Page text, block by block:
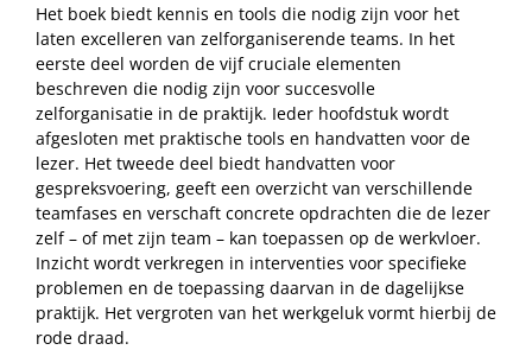
Het boek biedt kennis en tools die nodig zijn voor het
laten excelleren van zelforganiserende teams. In het
eerste deel worden de vijf cruciale elementen
beschreven die nodig zijn voor succesvolle
zelforganisatie in de praktijk. Ieder hoofdstuk wordt
afgesloten met praktische tools en handvatten voor de
lezer. Het tweede deel biedt handvatten voor
gespreksvoering, geeft een overzicht van verschillende
teamfases en verschaft concrete opdrachten die de lezer
zelf – of met zijn team – kan toepassen op de werkvloer.
Inzicht wordt verkregen in interventies voor specifieke
problemen en de toepassing daarvan in de dagelijkse
praktijk. Het vergroten van het werkgeluk vormt hierbij de
rode draad.